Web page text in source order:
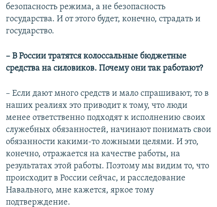
безопасность режима, а не безопасность
государства. И от этого будет, конечно, страдать и
государство.
– В России тратятся колоссальные бюджетные
средства на силовиков. Почему они так работают?
– Если дают много средств и мало спрашивают, то в
наших реалиях это приводит к тому, что люди
менее ответственно подходят к исполнению своих
служебных обязанностей, начинают понимать свои
обязанности какими-то ложными целями. И это,
конечно, отражается на качестве работы, на
результатах этой работы. Поэтому мы видим то, что
происходит в России сейчас, и расследование
Навального, мне кажется, яркое тому
подтверждение.